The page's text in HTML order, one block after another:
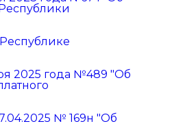
2025 года №489 "Об
№ 169н "Об